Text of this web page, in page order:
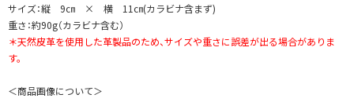
サイズ：縦 9㎝ × 横 11㎝(カラビナ含まず)
重さ：約90g（カラビナ含む）
＊天然皮革を使用した革製品のため、サイズや重さに誤差が出る場合がありま
す。
＜商品画像について＞